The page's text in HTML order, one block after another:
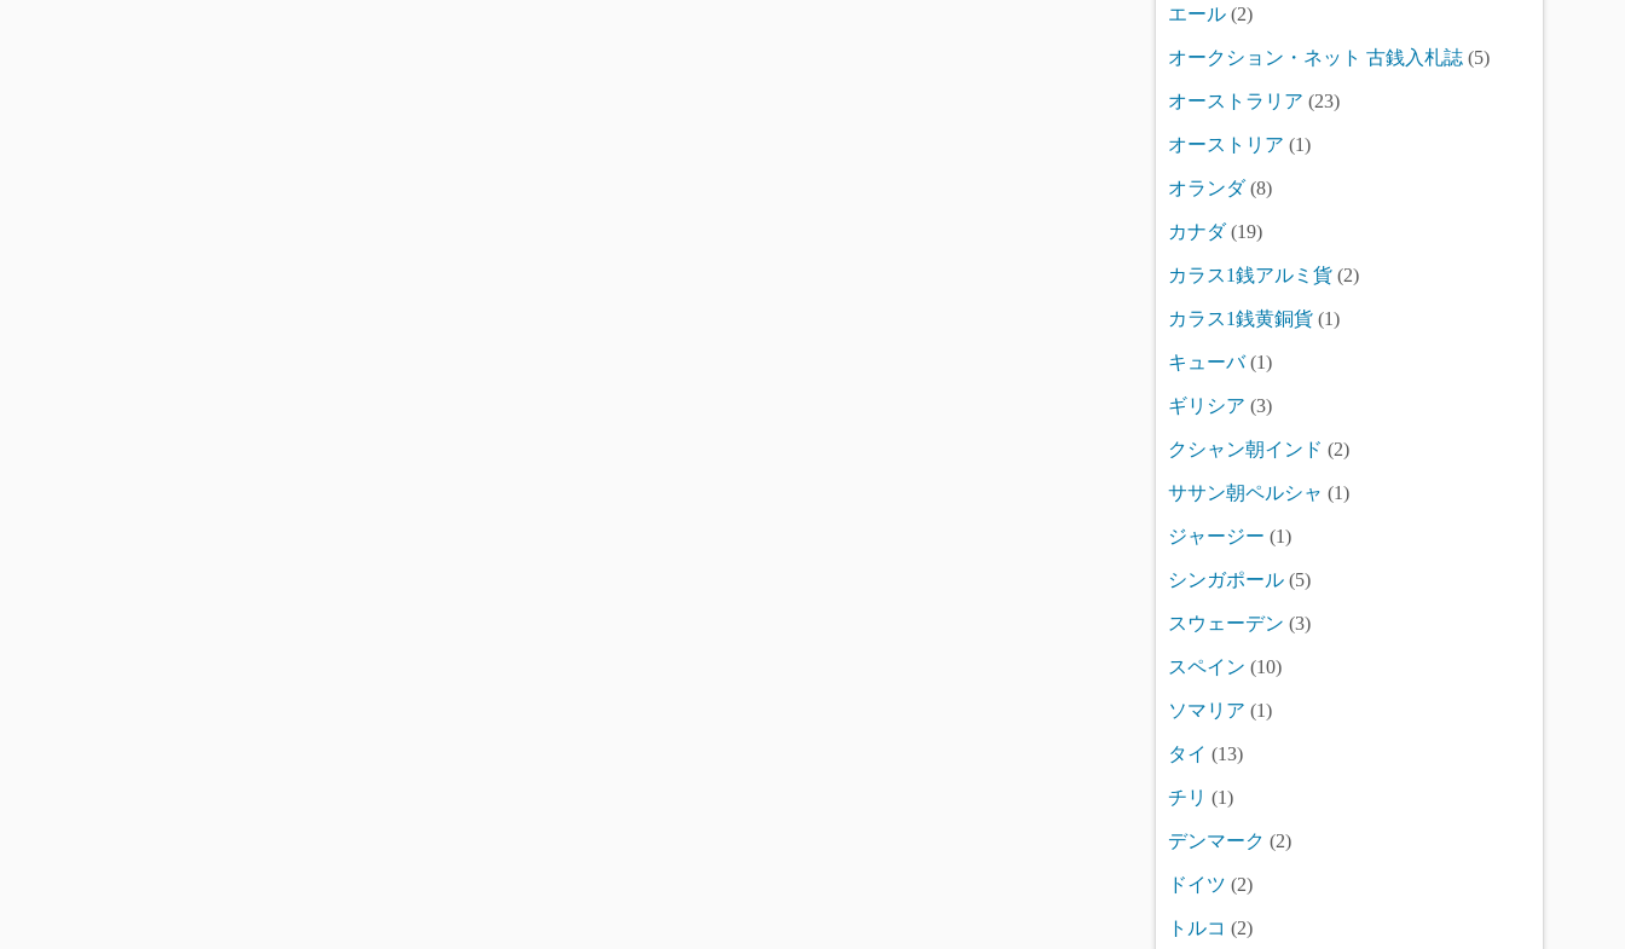
エール (2)
オークション・ネット 古銭入札誌 (5)
オーストラリア (23)
オーストリア (1)
オランダ(8)
カナダ(19)
カラス1銭アルミ貨 (2)
カラス1銭黄銅貨 (1)
キューバ(1)
ギリシア (3)
クシャン朝インド (2)
ササン朝ペルシャ (1)
ジャージー (1)
シンガポール (5)
スウェーデン (3)
スペイン (10)
ソマリア (1)
タイ (13)
チリ (1)
デンマーク (2)
ドイツ (2)
トルコ (2)